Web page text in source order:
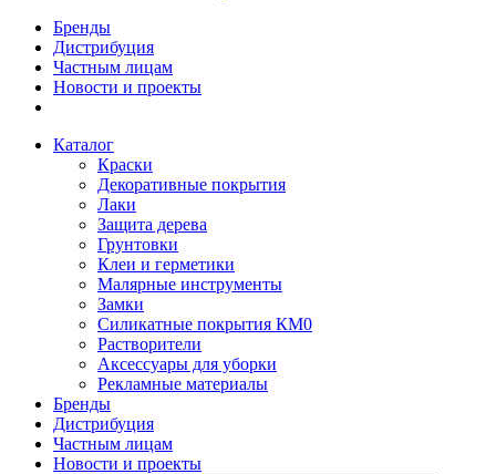
Бренды
Дистрибуция
Частным лицам
Новости и проекты
Каталог
Краски
Декоративные покрытия
Лаки
Защита дерева
Грунтовки
Клеи и герметики
Малярные инструменты
Замки
Силикатные покрытия КМ0
Растворители
Аксессуары для уборки
Рекламные материалы
Бренды
Дистрибуция
Частным лицам
Новости и проекты